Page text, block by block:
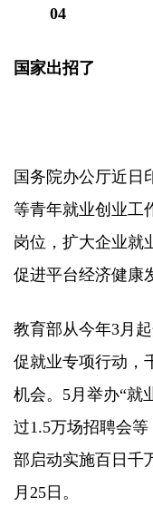
04
国家出招了
国务院办公厅近日
等青年就业创业工
岗位，扩大企业就
促进平台经济健康
教育部从今年3月
促就业专项行动，
机会。5月举办“就
过1.5万场招聘会
部启动实施百日千
月25日。